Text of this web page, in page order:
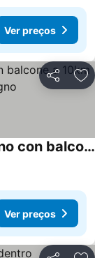
Ver preços
Partilhar
Casa Amabile - mansarda in legno con balcone a 10km da Bormio e 25km da Livigno
Ver preços